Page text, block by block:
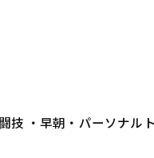
技 ・早朝・パーソナル